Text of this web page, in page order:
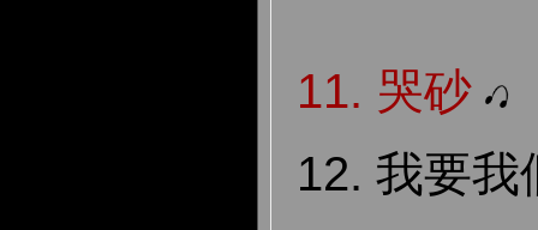
11. 哭砂
12. 我要我